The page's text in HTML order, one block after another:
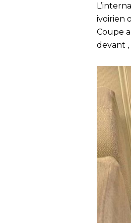
ivoirien
Coupe
devant ,